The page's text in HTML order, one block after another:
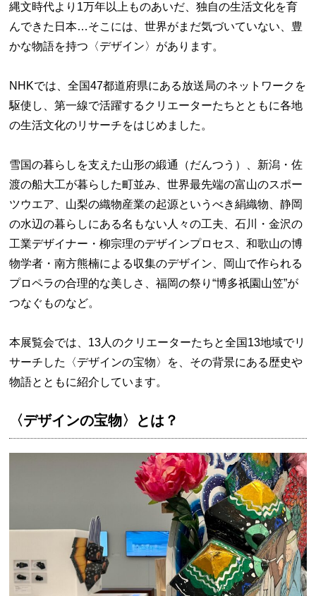
縄文時代より1万年以上ものあいだ、独自の生活文化を育
んできた日本…そこには、世界がまだ気づいていない、豊
かな物語を持つ〈デザイン〉があります。
NHKでは、全国47都道府県にある放送局のネットワークを
駆使し、第一線で活躍するクリエーターたちとともに各地
の生活文化のリサーチをはじめました。
雪国の暮らしを支えた山形の緞通（だんつう）、新潟・佐
渡の船大工が暮らした町並み、世界最先端の富山のスポー
ツウエア、山梨の織物産業の起源というべき絹織物、静岡
の水辺の暮らしにある名もない人々の工夫、石川・金沢の
工業デザイナー・柳宗理のデザインプロセス、和歌山の博
物学者・南方熊楠による収集のデザイン、岡山で作られる
プロペラの合理的な美しさ、福岡の祭り“博多祇園山笠”が
つなぐものなど。
本展覧会では、13人のクリエーターたちと全国13地域でリ
サーチした〈デザインの宝物〉を、その背景にある歴史や
物語とともに紹介しています。
〈デザインの宝物〉とは？